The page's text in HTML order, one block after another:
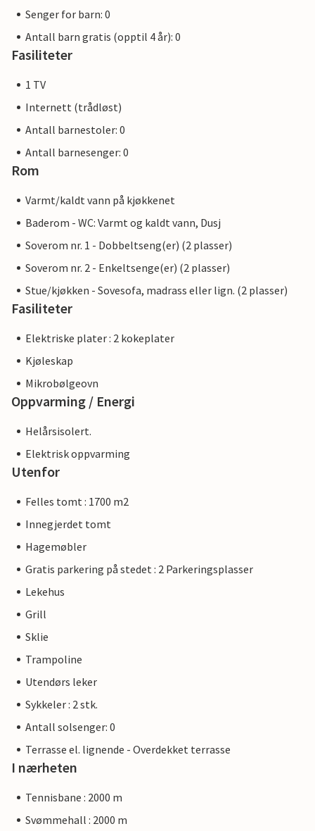
Senger for barn: 0
Antall barn gratis (opptil 4 år): 0
Fasiliteter
1 TV
Internett (trådløst)
Antall barnestoler: 0
Antall barnesenger: 0
Rom
Varmt/kaldt vann på kjøkkenet
Baderom - WC: Varmt og kaldt vann, Dusj
Soverom nr. 1 - Dobbeltseng(er) (2 plasser)
Soverom nr. 2 - Enkeltsenge(er) (2 plasser)
Stue/kjøkken - Sovesofa, madrass eller lign. (2 plasser)
Fasiliteter
Elektriske plater : 2 kokeplater
Kjøleskap
Mikrobølgeovn
Oppvarming / Energi
Helårsisolert.
Elektrisk oppvarming
Utenfor
Felles tomt : 1700 m2
Innegjerdet tomt
Hagemøbler
Gratis parkering på stedet : 2 Parkeringsplasser
Lekehus
Grill
Sklie
Trampoline
Utendørs leker
Sykkeler : 2 stk.
Antall solsenger: 0
Terrasse el. lignende - Overdekket terrasse
I nærheten
Tennisbane : 2000 m
Svømmehall : 2000 m